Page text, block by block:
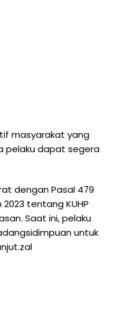
masyarakat yang
pelaku dapat segera
dengan Pasal 479
tentang KUHP
Saat ini, pelaku
untuk